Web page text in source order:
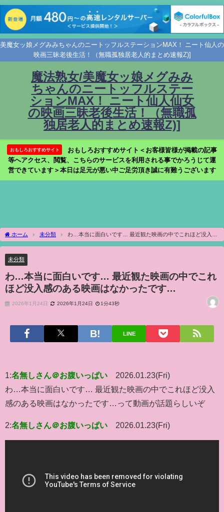
美魔女ッ娘メグみみちゃんのニートッフルステーションMAX！ ニート仙人の
映画三昧老後生活！（無職孤独居老人的まとめ速報Z)]
魔法熟女/美魔女ッ娘メグみみ
ちゃんのニートッフルステー
ションMAX！ ニート仙人仙女
の映画三昧老後生活！（無職孤
独居老人的まとめ速報Z)]
おもしろおすすめサイト
おもしろおすすめサイト＜お客様皆様が掲載の記事
等へアクセス、閲覧、こちらのサービスを利用される事でかろうじて運
営できています＞本日は足元が悪い中ご足労頂き誠に有難うございます
ホーム 未分類
わ…本当に面白いです… 最近観た映画の中でこれほど没入感
のある映画はなかったです…
未分類
わ…本当に面白いです… 最近観た映画の中でこれ
ほど没入感のある映画はなかったです…
2026年1月24日 2026年1月24日 1分43秒
LINE
1:名無しさん＠お腹いっぱい
2026.01.23(Fri)
わ…本当に面白いです… 最近観た映画の中でこれほど没入
感のある映画はなかったです…って動画が話題らしいぞ
2:名無しさん＠お腹いっぱい 2026.01.23(Fri)